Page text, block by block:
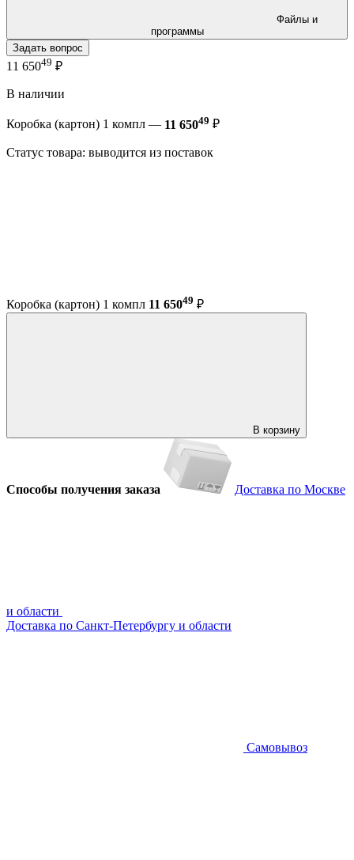
программы
Задать вопрос
11 65049 ₽
В наличии
Коробка (картон) 1 компл — 11 65049 ₽
Статус товара: выводится из поставок
Коробка (картон) 1 компл 11 65049 ₽
В корзину
Способы получения заказа Доставка по Москве
и области
Доставка по Санкт-Петербургу и области
Самовывоз